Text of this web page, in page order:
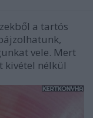
a tartós
vele. Mert
kivétel nélkül